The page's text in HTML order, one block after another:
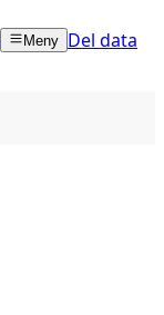
Meny Del data